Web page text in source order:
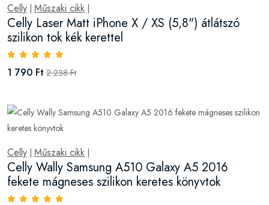
Celly | Műszaki cikk |
Celly Laser Matt iPhone X / XS (5,8") átlátszó
szilikon tok kék kerettel
1 790 Ft 2 238 Ft
Celly | Műszaki cikk |
Celly Wally Samsung A510 Galaxy A5 2016
fekete mágneses szilikon keretes könyvtok